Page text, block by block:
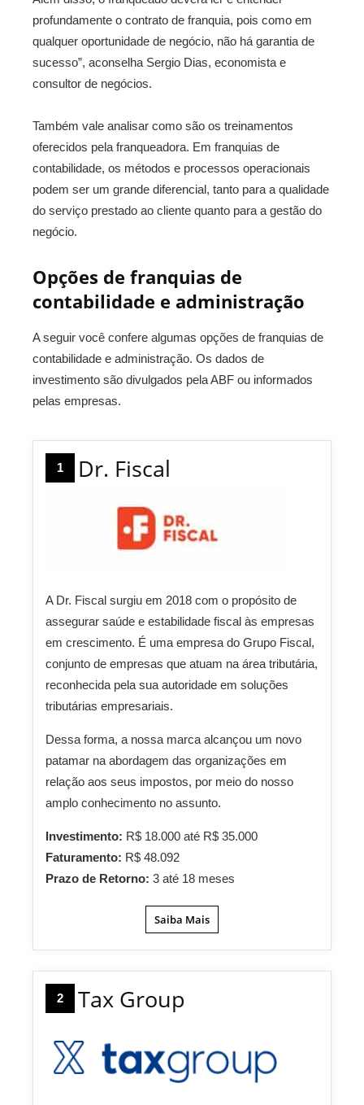
profundamente o contrato de franquia, pois como em
qualquer oportunidade de negócio, não há garantia de
sucesso”, aconselha Sergio Dias, economista e
consultor de negócios.
Também vale analisar como são os treinamentos
oferecidos pela franqueadora. Em franquias de
contabilidade, os métodos e processos operacionais
podem ser um grande diferencial, tanto para a qualidade
do serviço prestado ao cliente quanto para a gestão do
negócio.
Opções de franquias de
contabilidade e administração
A seguir você confere algumas opções de franquias de
contabilidade e administração. Os dados de
investimento são divulgados pela ABF ou informados
pelas empresas.
1 Dr. Fiscal
A Dr. Fiscal surgiu em 2018 com o propósito de
assegurar saúde e estabilidade fiscal às empresas
em crescimento. É uma empresa do Grupo Fiscal,
conjunto de empresas que atuam na área tributária,
reconhecida pela sua autoridade em soluções
tributárias empresariais.
Dessa forma, a nossa marca alcançou um novo
patamar na abordagem das organizações em
relação aos seus impostos, por meio do nosso
amplo conhecimento no assunto.
Investimento: R$ 18.000 até R$ 35.000
Faturamento: R$ 48.092
Prazo de Retorno: 3 até 18 meses
Saiba Mais
2 Tax Group